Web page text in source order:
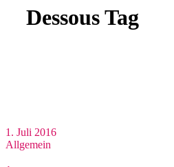
Dessous Tag
1. Juli 2016
Allgemein